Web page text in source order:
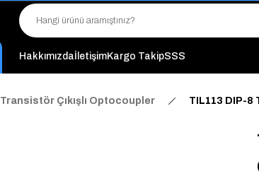
"Saat 14:00'a Kadar Verilen
"Binlerce Ürün Çeşitliliği ile
"Toptan Fiyatına Perakende
"Üyelere Özel: Stok
HakkımızdaİletişimKargo TakipSSS
Transistör Çıkışlı Optocoupler TIL113 DIP-8